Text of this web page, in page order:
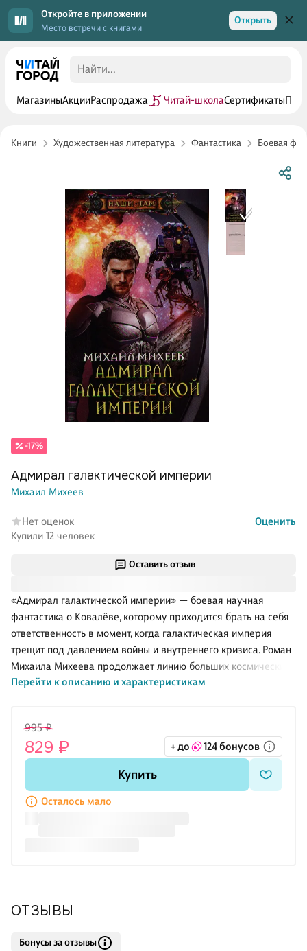
Откройте в приложении
Место встречи с книгами
Открыть
МагазиныАкцииРаспродажа Читай-школаСертификаты
Книги Художественная литература Фантастика Боевая
Оставить отзыв
«Адмирал галактической империи» — боевая научная
фантастика о Ковалёве, которому приходится брать на себя
ответственность в момент, когда галактическая империя
трещит под давлением войны и внутреннего кризиса. Роман
Михаила Михеева продолжает линию больших космических
конфликтов, где на первый план выходят не только
военной логике, политическом напряжении и личном выборе.
Здесь важны не красивые декорации будущего, а цена
приказа, последствия ошибок и готовность идти до конца,
когда рушится привычный порядок целых миров.
О чём книга
Перейти к описанию и характеристикам
-17%
Адмирал галактической империи
Михаил Михеев
Нет оценок
Оценить
Купили 12 человек
995 ₽
829 ₽ + до 124 бонусов
Купить
Осталось мало
ОТЗЫВЫ
Бонусы за отзывы